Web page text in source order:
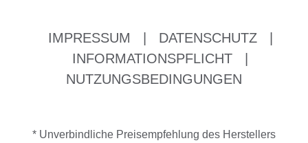
IMPRESSUM DATENSCHUTZ
INFORMATIONSPFLICHT
NUTZUNGSBEDINGUNGEN
* Unverbindliche Preisempfehlung des Herstellers